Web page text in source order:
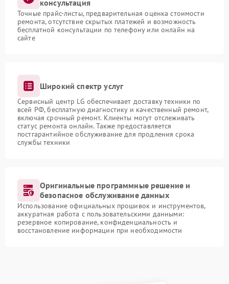
консультация
Точные прайс-листы, предварительная оценка стоимости
ремонта, отсутствие скрытых платежей и возможность
бесплатной консультации по телефону или онлайн на
сайте
Широкий спектр услуг
Сервисный центр LG обеспечивает доставку техники по
всей РФ, бесплатную диагностику и качественный ремонт,
включая срочный ремонт. Клиенты могут отслеживать
статус ремонта онлайн. Также предоставляется
постгарантийное обслуживание для продления срока
службы техники
Оригинальные программные решение и
безопасное обслуживание данных
Использование официальных прошивок и инструментов,
аккуратная работа с пользовательскими данными:
резервное копирование, конфиденциальность и
восстановление информации при необходимости